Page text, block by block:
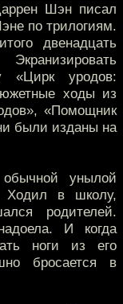
Шэн писал
по трилогиям.
двенадцать
«Цирк уродов:
ходы из
«Помощник
были изданы на
унылой
Ходил в школу,
родителей.
И когда
ноги из его
бросается в